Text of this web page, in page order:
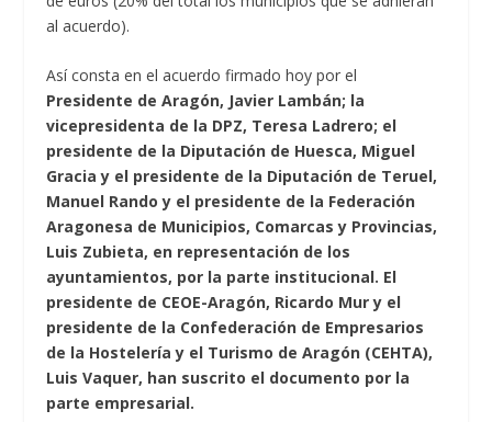
al acuerdo).
Así consta en el acuerdo firmado hoy por el
Presidente de Aragón, Javier Lambán; la
vicepresidenta de la DPZ, Teresa Ladrero; el
presidente de la Diputación de Huesca, Miguel
Gracia y el presidente de la Diputación de Teruel,
Manuel Rando y el presidente de la Federación
Aragonesa de Municipios, Comarcas y Provincias,
Luis Zubieta, en representación de los
ayuntamientos, por la parte institucional. El
presidente de CEOE-Aragón, Ricardo Mur y el
presidente de la Confederación de Empresarios
de la Hostelería y el Turismo de Aragón (CEHTA),
Luis Vaquer, han suscrito el documento por la
parte empresarial.